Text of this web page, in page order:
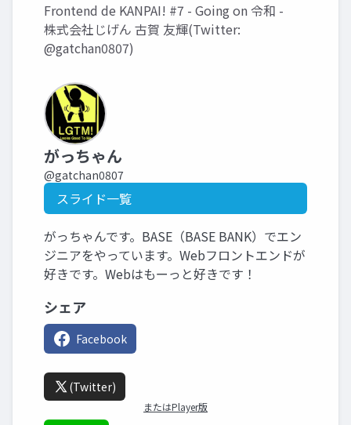
Frontend de KANPAI! #7 - Going on 令和 -
株式会社じげん 古賀 友輝(Twitter:
@gatchan0807)
がっちゃん
@gatchan0807
スライド一覧
がっちゃんです。BASE（BASE BANK）でエン
ジニアをやっています。Webフロントエンドが
好きです。Webはもーっと好きです！
シェア
Facebook
(Twitter)
またはPlayer版